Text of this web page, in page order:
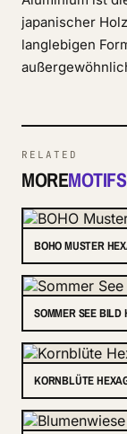
japanischer
langlebigen
RELATED
MOREMOTIFS
BOHO MUSTER
SOMMER SEE BILD
KORNBLÜTE